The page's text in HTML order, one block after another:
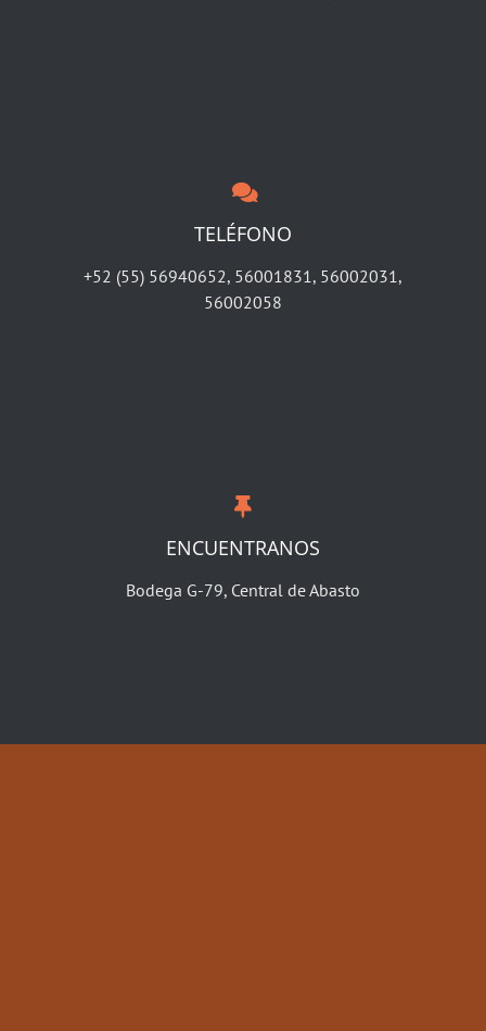
TELÉFONO
+52 (55) 56940652, 56001831, 56002031,
56002058
ENCUENTRANOS
Bodega G-79, Central de Abasto